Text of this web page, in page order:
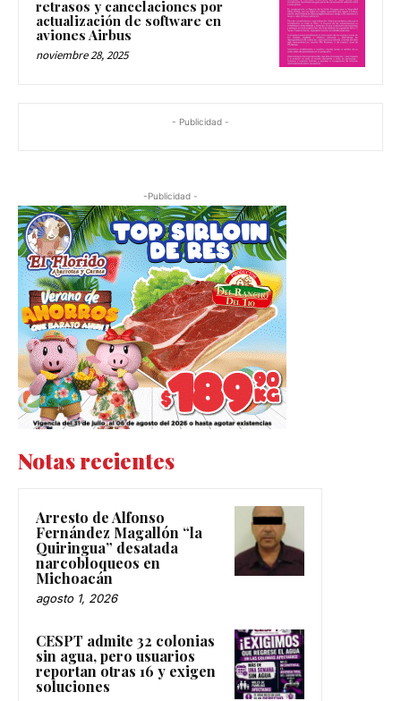
retrasos y cancelaciones por
actualización de software en
aviones Airbus
noviembre 28, 2025
- Publicidad -
-Publicidad -
Notas recientes
Arresto de Alfonso
Fernández Magallón “la
Quiringua” desatada
narcobloqueos en
Michoacán
agosto 1, 2026
CESPT admite 32 colonias
sin agua, pero usuarios
reportan otras 16 y exigen
soluciones